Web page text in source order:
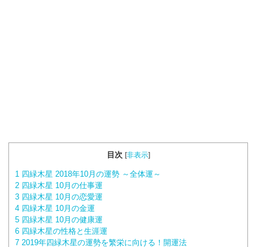
目次 [非表示]
1 四緑木星 2018年10月の運勢 ～全体運～
2 四緑木星 10月の仕事運
3 四緑木星 10月の恋愛運
4 四緑木星 10月の金運
5 四緑木星 10月の健康運
6 四緑木星の性格と生涯運
7 2019年四緑木星の運勢を繁栄に向ける！開運法